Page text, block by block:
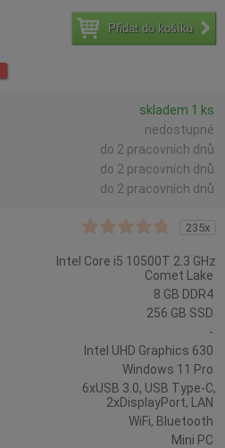
Přidat do košíku
skladem 1 ks
nedostupné
do 2 pracovních dnů
do 2 pracovních dnů
do 2 pracovních dnů
235x
Intel Core i5 10500T 2.3 GHz
Comet Lake
8 GB DDR4
256 GB SSD
-
Intel UHD Graphics 630
Windows 11 Pro
6xUSB 3.0, USB Type-C,
2xDisplayPort, LAN
WiFi, Bluetooth
Mini PC